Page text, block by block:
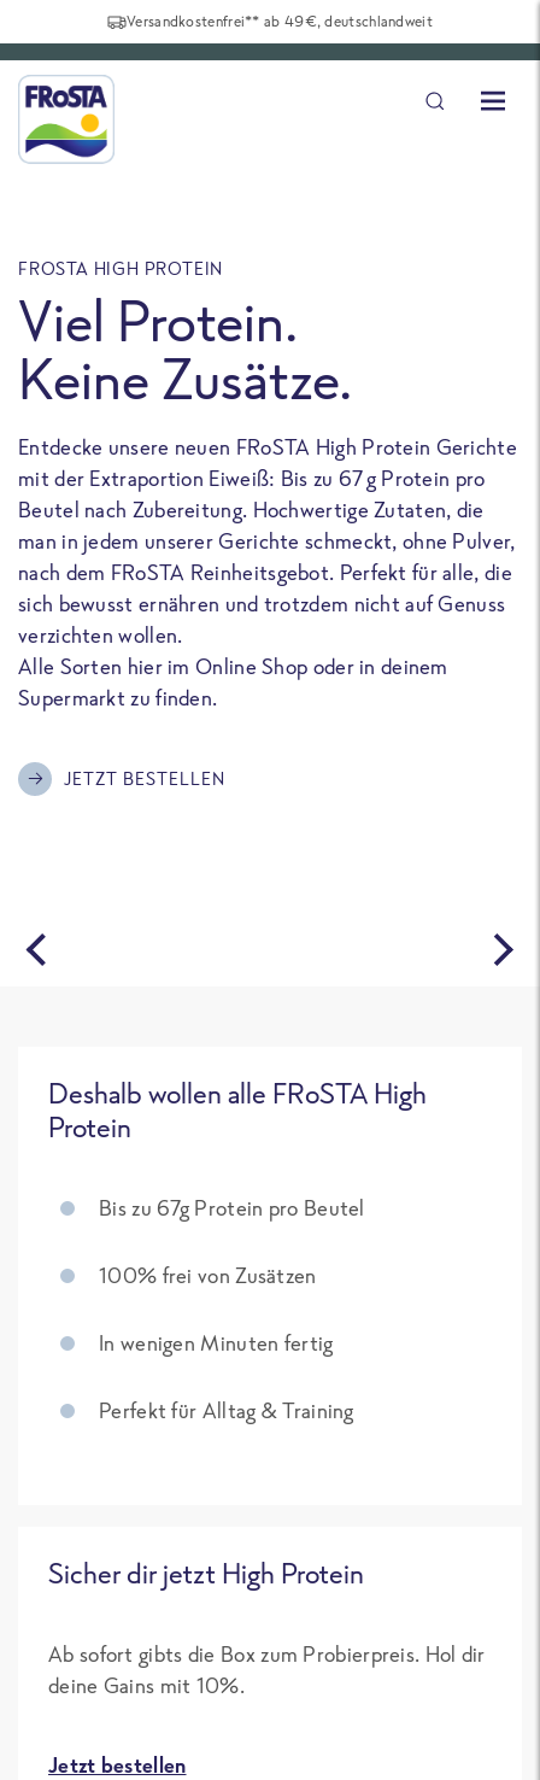
Versandkostenfrei** ab 49€, deutschlandweit
FROSTA HIGH PROTEIN
Viel Protein.
Keine Zusätze.
Entdecke unsere neuen FRoSTA High Protein Gerichte
mit der Extraportion Eiweiß: Bis zu 67 g Protein pro
Beutel nach Zubereitung. Hochwertige Zutaten, die
man in jedem unserer Gerichte schmeckt, ohne Pulver,
nach dem FRoSTA Reinheitsgebot. Perfekt für alle, die
sich bewusst ernähren und trotzdem nicht auf Genuss
verzichten wollen.
Alle Sorten hier im Online Shop oder in deinem
Supermarkt zu finden.
JETZT BESTELLEN
Deshalb wollen alle FRoSTA High
Protein
Bis zu 67g Protein pro Beutel
100% frei von Zusätzen
In wenigen Minuten fertig
Perfekt für Alltag & Training
Sicher dir jetzt High Protein
Ab sofort gibts die Box zum Probierpreis. Hol dir
deine Gains mit 10%.
Jetzt bestellen